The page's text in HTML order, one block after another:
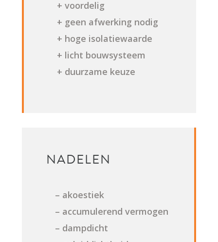
+ voordelig
+ geen afwerking nodig
+ hoge isolatiewaarde
+ licht bouwsysteem
+ duurzame keuze
NADELEN
– akoestiek
– accumulerend vermogen
– dampdicht